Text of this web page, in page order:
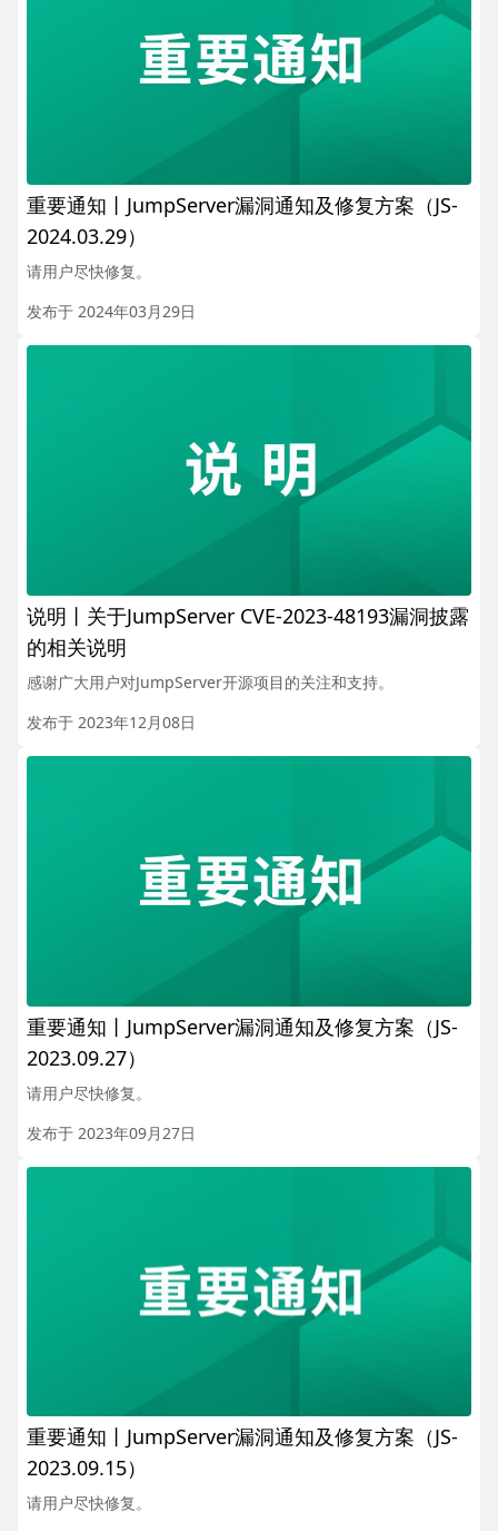
重要通知丨JumpServer漏洞通知及修复方案（JS-
2024.03.29）
请用户尽快修复。
发布于 2024年03月29日
说明丨关于JumpServer CVE-2023-48193漏洞披露
的相关说明
感谢广大用户对JumpServer开源项目的关注和支持。
发布于 2023年12月08日
重要通知丨JumpServer漏洞通知及修复方案（JS-
2023.09.27）
请用户尽快修复。
发布于 2023年09月27日
重要通知丨JumpServer漏洞通知及修复方案（JS-
2023.09.15）
请用户尽快修复。